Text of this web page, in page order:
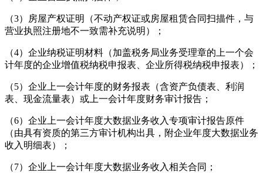
（3）房屋产权证明（不动产权证或房屋租赁合同扫描件，与
营业执照注册地不一致需补充说明）；
（4）企业纳税证明材料（加盖税务局业务受理章的上一个会
计年度的企业增值税纳税申报表、企业所得税纳税申报表）；
（5）企业上一会计年度的财务报表（含资产负债表、利润
表、现金流量表）或上一会计年度财务审计报告；
（6）企业上一会计年度大数据业务收入专项审计报告原件
（由具有资质的第三方审计机构出具，附企业年度大数据业务
收入明细表）；
（7）企业上一会计年度大数据业务收入相关合同；